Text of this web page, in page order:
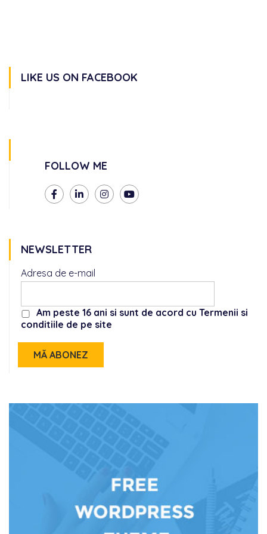
LIKE US ON FACEBOOK
FOLLOW ME
NEWSLETTER
Adresa de e-mail
Am peste 16 ani si sunt de acord cu Termenii si
conditiile de pe site